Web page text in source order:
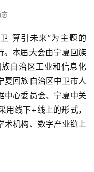
算引未来”为主题的
本届大会由宁夏回族
自治区工业和信息化
夏回族自治区中卫市人
中心委员会、宁夏中关
用线下+线上的形式，
术机构、数字产业链上